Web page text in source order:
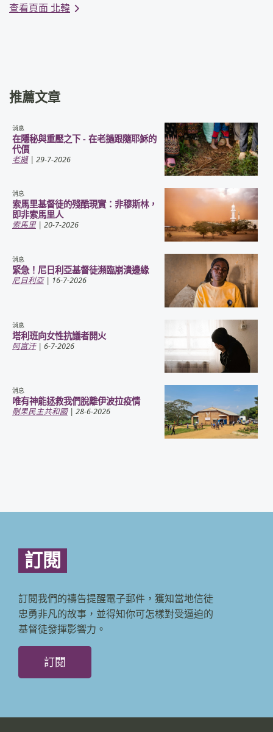
查看頁面 北韓
推薦文章
消息
在隱秘與重壓之下 - 在老撾跟隨耶穌的
代價
老撾| 29-7-2026
消息
索馬里基督徒的殘酷現實：非穆斯林，
即非索馬里人
索馬里| 20-7-2026
消息
緊急！尼日利亞基督徒瀕臨崩潰邊緣
尼日利亞| 16-7-2026
消息
塔利班向女性抗議者開火
阿富汗| 6-7-2026
消息
唯有神能拯救我們脫離伊波拉疫情
剛果民主共和國| 28-6-2026
訂閱
訂閱我們的禱告提醒電子郵件，獲知當地信徒
忠勇非凡的故事，並得知你可怎樣對受逼迫的
基督徒發揮影響力。
訂閱